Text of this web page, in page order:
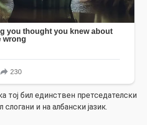
тој бил единствен претседателски
слогани и на албански јазик.